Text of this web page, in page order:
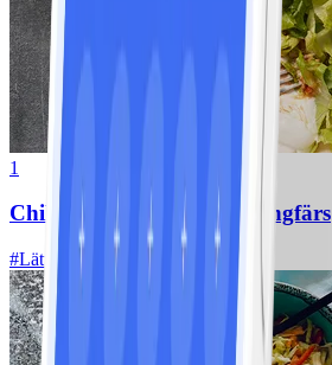
1
Chili con carne med kycklingfärs
#Lätt